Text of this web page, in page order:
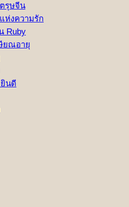
รุษจีน
ห่งความรัก
Ruby
ยณอายุ
นดี